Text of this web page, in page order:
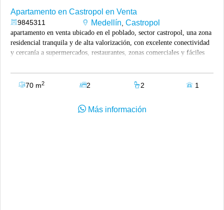
Apartamento en Castropol en Venta
9845311 Medellín ,Castropol
apartamento en venta ubicado en el poblado, sector castropol, una zona
residencial tranquila y de alta valorización, con excelente conectividad
y cercanía a supermercados, restaurantes, zonas comerciales y fáciles
área de 70.2 m² y ha sido remodelado, ofreciendo espacios modernos,
buena iluminación natural y una distribución funcional. dispone de sala
residencial es completa y ofrece zonas comunes para el disfrute y
70 m2 2 2 1
Más información